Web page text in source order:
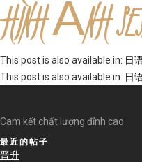
HÌNH ẢNH
This post is also available in: 日
This post is also available in: 日
Cam kết chất lượng đỉnh cao
最近的帖子
晋升